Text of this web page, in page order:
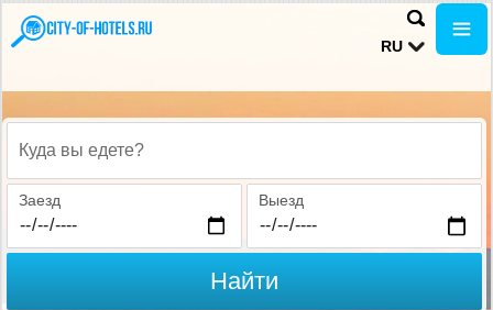
RU
Куда вы едете?
Заезд Выезд
Найти